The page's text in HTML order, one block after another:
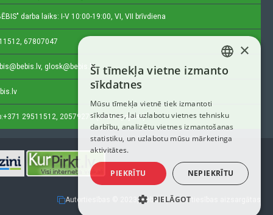
darba laiks: I-V 10:00-19:00, VI, VII brīvdiena
67807047
glosk@bebis.lv
+371 29511512, 20579272 (tikai ziņojumi)
Autortiesības © 2023, Bebis.lv, Visas tiesības aizsargātas
LATVIAN
ENGLISH
×
Šī tīmekļa vietne izmanto
sīkdatnes
Mūsu tīmekļa vietnē tiek izmantoti
sīkdatnes, lai uzlabotu vietnes tehnisku
darbību, analizētu vietnes izmantošanas
statistiku, un uzlabotu mūsu mārketinga
aktivitātes.
PIEKRĪTU NEPIEKRĪTU
PIELĀGOT